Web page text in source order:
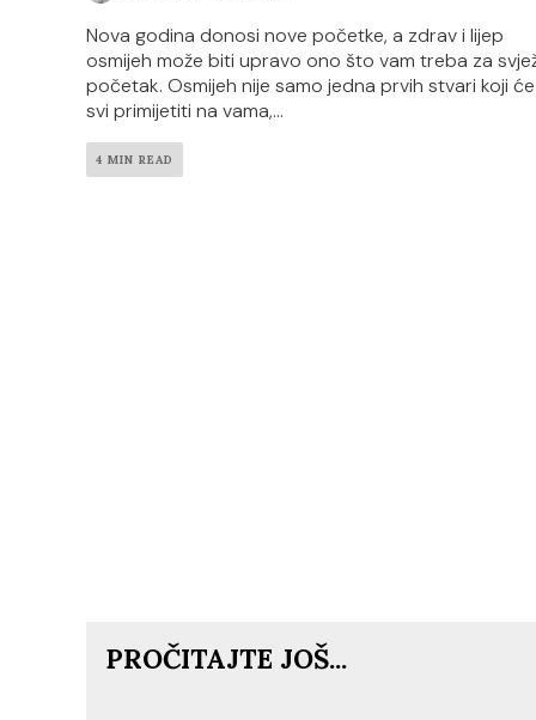
Nova godina donosi nove početke, a zdrav i lijep
osmijeh može biti upravo ono što vam treba za
početak. Osmijeh nije samo jedna prvih stvari koji će
svi primijetiti na vama,...
4 MIN READ
PROČITAJTE JOŠ...